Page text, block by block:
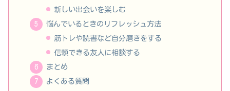
新しい出会いを楽しむ
悩んでいるときのリフレッシュ方法
筋トレや読書など自分磨きをする
信頼できる友人に相談する
まとめ
よくある質問